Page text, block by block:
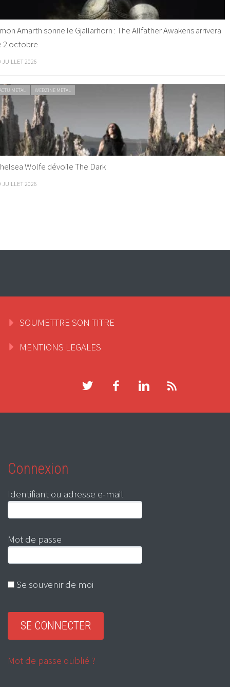
Amarth sonne le Gjallarhorn : The Allfather Awakens arrivera
2 octobre
JUILLET 2026
METAL WEBZINE METAL
Wolfe dévoile The Dark
JUILLET 2026
SOUMETTRE SON TITRE
MENTIONS LEGALES
Connexion
Identifiant ou adresse e-mail
Mot de passe
Se souvenir de moi
Mot de passe oublié ?